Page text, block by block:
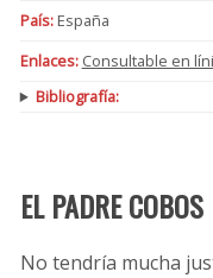
País:España
Enlaces: Consultable en
Bibliografía:
EL PADRE COBOS
No tendría mucha